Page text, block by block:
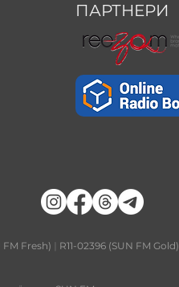
ПАРТНЕРИ
FM Fresh) | R11-02396 (SUN FM Gold)